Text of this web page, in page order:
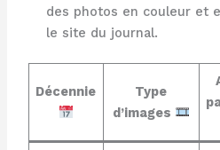
des photos en couleur et
le site du journal.
Décennie
Type
d’images